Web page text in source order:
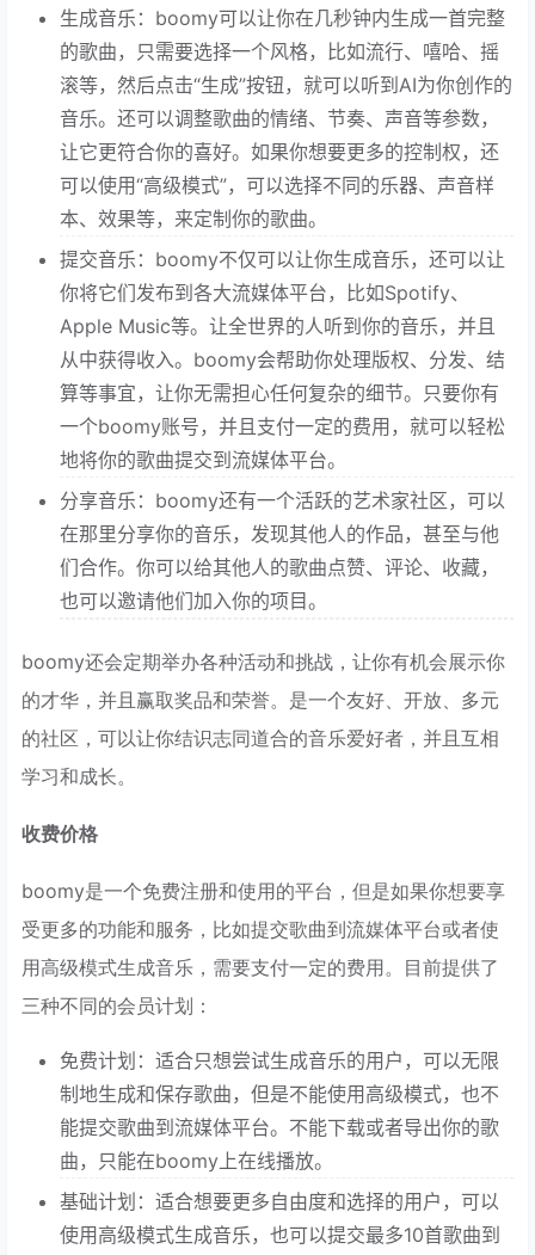
生成音乐：boomy可以让你在几秒钟内生成一首完整
的歌曲，只需要选择一个风格，比如流行、嘻哈、摇
滚等，然后点击“生成”按钮，就可以听到AI为你创作的
音乐。还可以调整歌曲的情绪、节奏、声音等参数，
让它更符合你的喜好。如果你想要更多的控制权，还
可以使用“高级模式”，可以选择不同的乐器、声音样
本、效果等，来定制你的歌曲。
提交音乐：boomy不仅可以让你生成音乐，还可以让
你将它们发布到各大流媒体平台，比如Spotify、
Apple Music等。让全世界的人听到你的音乐，并且
从中获得收入。boomy会帮助你处理版权、分发、结
算等事宜，让你无需担心任何复杂的细节。只要你有
一个boomy账号，并且支付一定的费用，就可以轻松
地将你的歌曲提交到流媒体平台。
分享音乐：boomy还有一个活跃的艺术家社区，可以
在那里分享你的音乐，发现其他人的作品，甚至与他
们合作。你可以给其他人的歌曲点赞、评论、收藏，
也可以邀请他们加入你的项目。
boomy还会定期举办各种活动和挑战，让你有机会展示你
的才华，并且赢取奖品和荣誉。是一个友好、开放、多元
的社区，可以让你结识志同道合的音乐爱好者，并且互相
学习和成长。
收费价格
boomy是一个免费注册和使用的平台，但是如果你想要享
受更多的功能和服务，比如提交歌曲到流媒体平台或者使
用高级模式生成音乐，需要支付一定的费用。目前提供了
三种不同的会员计划：
免费计划：适合只想尝试生成音乐的用户，可以无限
制地生成和保存歌曲，但是不能使用高级模式，也不
能提交歌曲到流媒体平台。不能下载或者导出你的歌
曲，只能在boomy上在线播放。
基础计划：适合想要更多自由度和选择的用户，可以
使用高级模式生成音乐，也可以提交最多10首歌曲到